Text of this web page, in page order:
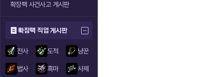
확장팩 사건사고 게시판
확장팩 직업 게시판
전사 도적 냥꾼
법사 흑마 사제